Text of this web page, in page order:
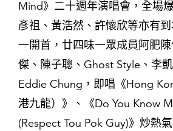
Mind》二十週年演唱會，全場
彥祖、黃浩然、許懷欣等亦有
一開首，廿四味一眾成員阿肥
傑、陳子聰、Ghost Style、李
Eddie Chung，即唱《Hong
港九龍）》、《Do You Know
(Respect Tou Pok Guy)》炒熱